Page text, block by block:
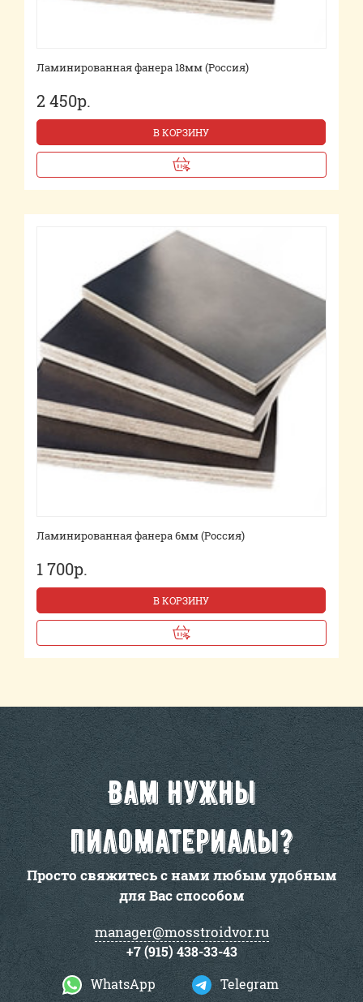
Ламинированная фанера 18мм (Россия)
2 450р.
В КОРЗИНУ
Ламинированная фанера 6мм (Россия)
1 700р.
В КОРЗИНУ
Вам нужны
пиломатериалы?
Просто свяжитесь с нами любым удобным
для Вас способом
manager@mosstroidvor.ru
+7 (915) 438-33-43
WhatsApp
Telegram